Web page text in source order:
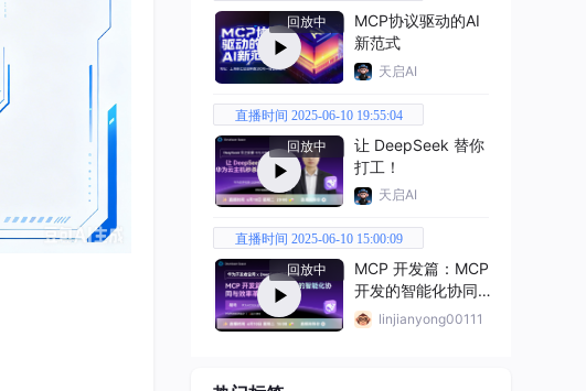
回放中
MCP协议驱动的AI
新范式
天启AI
直播时间 2025-06-10 19:55:04
回放中
让 DeepSeek 替你
打工！
天启AI
直播时间 2025-06-10 15:00:09
回放中
MCP 开发篇：MCP
开发的智能化协同与
效率革新方案
linjianyong00111